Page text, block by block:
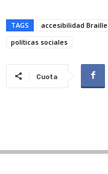
TAGS accesibilidad Braille
políticas sociales
Cuota